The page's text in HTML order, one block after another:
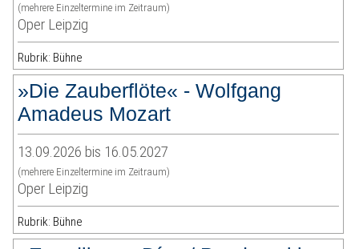
(mehrere Einzeltermine im Zeitraum)
Oper Leipzig
Rubrik: Bühne
»Die Zauberflöte« - Wolfgang
Amadeus Mozart
13.09.2026 bis 16.05.2027
(mehrere Einzeltermine im Zeitraum)
Oper Leipzig
Rubrik: Bühne